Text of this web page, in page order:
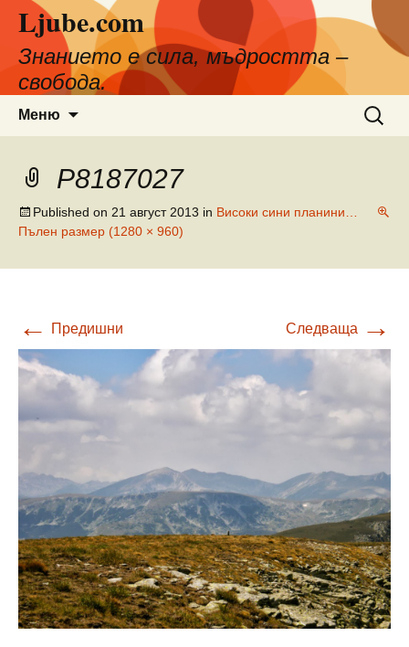
съдържанието
Ljube.com
Знанието е сила, мъдростта –
свобода.
Меню
за:
P8187027
Published on 21 август 2013 in Високи сини планини…
Пълен размер (1280 × 960)
← Предишни Следваща →